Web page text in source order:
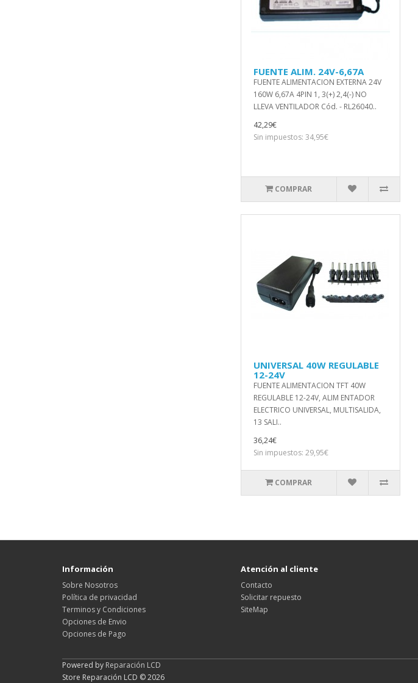
FUENTE ALIM. 24V-6,67A
FUENTE ALIMENTACION EXTERNA 24V
160W 6,67A 4PIN 1, 3(+) 2,4(-) NO
LLEVA VENTILADOR Cód. - RL26040..
42,29€
Sin impuestos: 34,95€
COMPRAR
UNIVERSAL 40W REGULABLE
12-24V
FUENTE ALIMENTACION TFT 40W
REGULABLE 12-24V, ALIM ENTADOR
ELECTRICO UNIVERSAL, MULTISALIDA,
13 SALI..
36,24€
Sin impuestos: 29,95€
COMPRAR
Información
Sobre Nosotros
Política de privacidad
Terminos y Condiciones
Opciones de Envio
Opciones de Pago
Atención al cliente
Contacto
Solicitar repuesto
SiteMap
Powered by Reparación LCD
Store Reparación LCD © 2026